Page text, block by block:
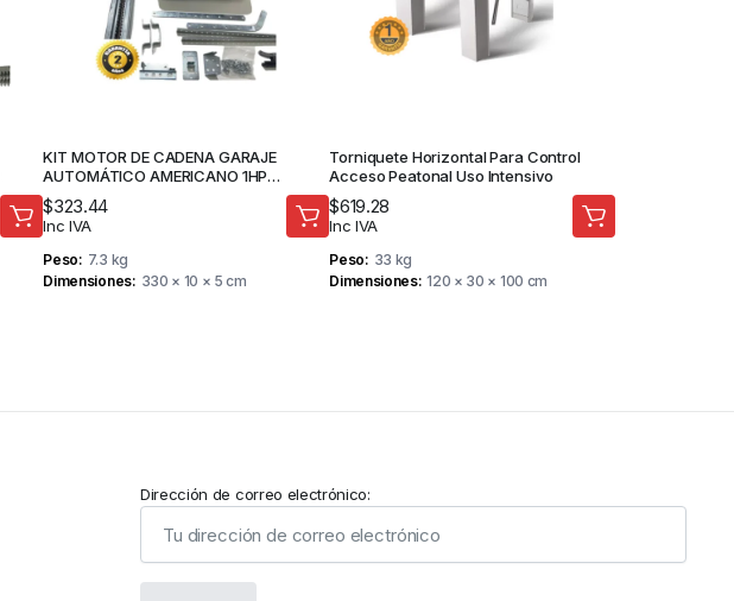
KIT MOTOR DE CADENA GARAJE
AUTOMÁTICO AMERICANO 1HP
1500N.M RIEL 3.3M – FORTEDOOR
$323.44
Inc IVA
Peso
7.3 kg
Dimensiones
330 × 10 × 5 cm
Torniquete Horizontal Para Control
Acceso Peatonal Uso Intensivo
$619.28
Inc IVA
Peso
33 kg
Dimensiones 120 × 30 × 100 cm
Dirección de correo electrónico: